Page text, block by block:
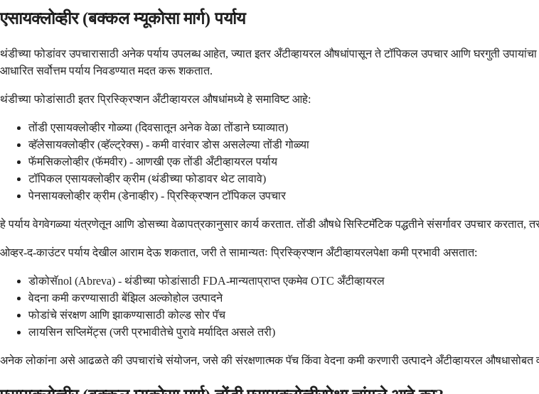
एसायक्लोव्हीर (बक्कल म्यूकोसा मार्ग) पर्याय
थंडीच्या फोडांवर उपचारासाठी अनेक पर्याय उपलब्ध आहेत, ज्यात इतर अँटीव्हायरल औषधांपासून ते टॉपिकल उपचार आणि घरगुती
आधारित सर्वोत्तम पर्याय निवडण्यात मदत करू शकतात.
थंडीच्या फोडांसाठी इतर प्रिस्क्रिप्शन अँटीव्हायरल औषधांमध्ये हे समाविष्ट आहे:
तोंडी एसायक्लोव्हीर गोळ्या (दिवसातून अनेक वेळा तोंडाने घ्याव्यात)
व्हॅलेसायक्लोव्हीर (व्हॅल्ट्रेक्स) - कमी वारंवार डोस असलेल्या तोंडी गोळ्या
फॅमसिकलोव्हीर (फॅमवीर) - आणखी एक तोंडी अँटीव्हायरल पर्याय
टॉपिकल एसायक्लोव्हीर क्रीम (थंडीच्या फोडावर थेट लावावे)
पेनसायक्लोव्हीर क्रीम (डेनाव्हीर) - प्रिस्क्रिप्शन टॉपिकल उपचार
हे पर्याय वेगवेगळ्या यंत्रणेतून आणि डोसच्या वेळापत्रकानुसार कार्य करतात. तोंडी औषधे सिस्टिमॅटिक पद्धतीने संसर्गावर उपचार करतात,
ओव्हर-द-काउंटर पर्याय देखील आराम देऊ शकतात, जरी ते सामान्यतः प्रिस्क्रिप्शन अँटीव्हायरलपेक्षा कमी प्रभावी असतात:
डोकोसॅnol (Abreva) - थंडीच्या फोडांसाठी FDA-मान्यताप्राप्त एकमेव OTC अँटीव्हायरल
वेदना कमी करण्यासाठी बेंझिल अल्कोहोल उत्पादने
फोडांचे संरक्षण आणि झाकण्यासाठी कोल्ड सोर पॅच
लायसिन सप्लिमेंट्स (जरी प्रभावीतेचे पुरावे मर्यादित असले तरी)
अनेक लोकांना असे आढळते की उपचारांचे संयोजन, जसे की संरक्षणात्मक पॅच किंवा वेदना कमी करणारी उत्पादने अँटीव्हायरल औषधासोबत